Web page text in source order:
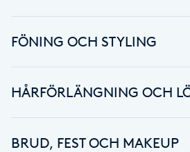
Bottenfärg
Brynformning
FÖNING OCH STYLING
HÅRFÖRLÄNGNING OCH
BRUD, FEST OCH MAKEUP